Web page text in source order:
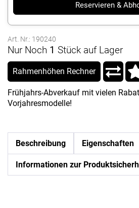
Reservieren &
Art. Nr.: 190240
Nur Noch 1 Stück auf Lager
Rahmenhöhen Rechner
Frühjahrs-Abverkauf mit vielen
Vorjahresmodelle!
Beschreibung Eigenschaften
Informationen zur